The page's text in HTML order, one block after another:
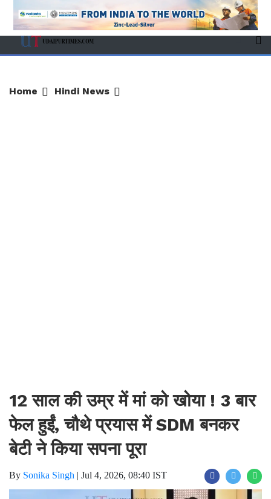
Home Hindi News
12 साल की उम्र में मां को खोया ! 3 बार
फेल हुईं, चौथे प्रयास में SDM बनकर
बेटी ने किया सपना पूरा
By Sonika Singh Jul 4, 2026, 08:40 IST